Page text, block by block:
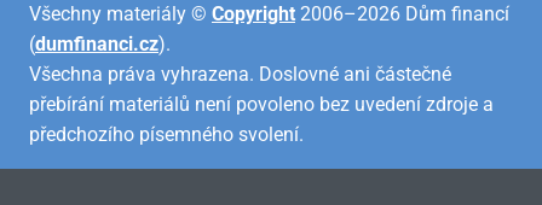
Všechny materiály © Copyright 2006–2026 Dům financí
(dumfinanci.cz).
Všechna práva vyhrazena. Doslovné ani částečné
přebírání materiálů není povoleno bez uvedení zdroje a
předchozího písemného svolení.